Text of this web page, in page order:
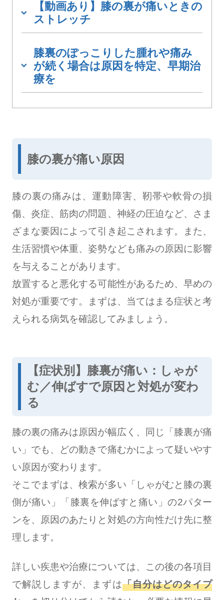
【動画あり】膝の裏が痛いときの
ストレッチ
膝裏のぽっこりした腫れや痛み
が続く場合は原因を特定、早期治
療を
膝の裏が痛い原因
膝の裏の痛みは、運動障害、靭帯や軟骨の損
傷、炎症、筋肉の問題、神経の圧迫など、さま
ざまな要因によって引き起こされます。また、
生活習慣や体重、姿勢なども痛みの原因に影響
を与えることがあります。
放置すると悪化する可能性があるため、早めの
対処が重要です。まずは、当てはまる症状と考
えられる病気を確認してみましょう。
【症状別】膝裏が痛い：しゃが
む／伸ばすで原因と対処が変わ
る
膝の裏の痛みは原因が幅広く、同じ「膝裏が痛
い」でも、どの動きで痛むかによって疑いやす
い原因が変わります。
そこでまずは、検索が多い「しゃがむと膝の裏
側が痛い」「膝裏を伸ばすと痛い」の2パター
ンを、原因のあたりと対処の方向性だけ先に整
理します。
詳しい疾患や治療については、この後の各項目
で解説しますが、まずは「自分はどのタイプ